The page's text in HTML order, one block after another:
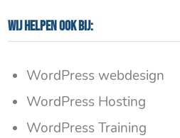
Wij helpen ook bij:
WordPress webdesign
WordPress Hosting
WordPress Training